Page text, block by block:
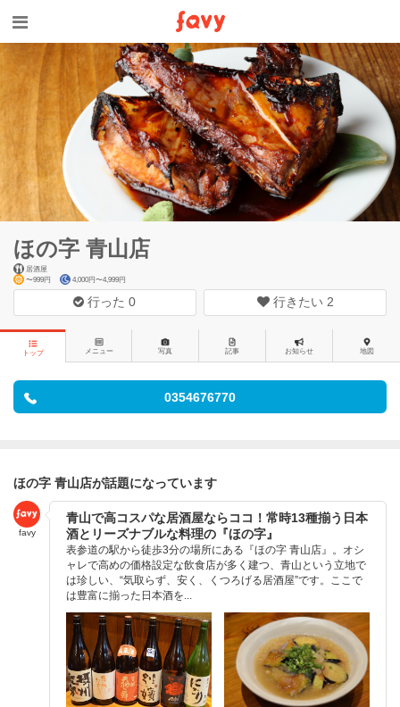
ほの字 青山店
居酒屋
〜999円
4,000円〜4,999円
行った0 行きたい 2
トップ メニュー 写真 記事 お知らせ 地図
0354676770
ほの字 青山店が話題になっています
favy
青山で高コスパな居酒屋ならココ！常時13種揃う日本
酒とリーズナブルな料理の『ほの字』
表参道の駅から徒歩3分の場所にある『ほの字 青山店』。オシ
ャレで高めの価格設定な飲食店が多く建つ、青山という立地で
は珍しい、“気取らず、安く、くつろげる居酒屋”です。ここで
は豊富に揃った日本酒を...